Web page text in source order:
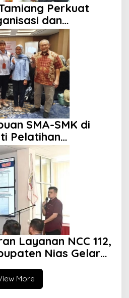
Perkuat
dan
SMA-SMK di
Pelatihan
Layanan NCC 112,
Nias Gelar
More